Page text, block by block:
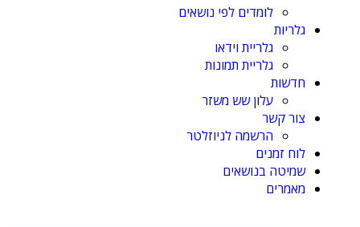
לומדים לפי נושאים
גלריות
גלריית וידאו
גלריית תמונות
חדשות
עלון שש משזר
צור קשר
הרשמה לניוזלטר
לוח זמנים
שמיטה בנושאים
מאמרים